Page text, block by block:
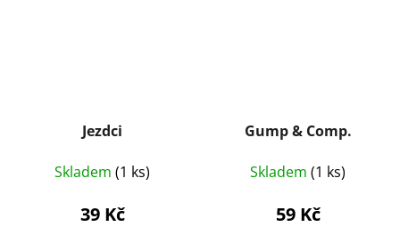
Jezdci
Skladem (1 ks)
39 Kč
Gump & Comp.
Skladem (1 ks)
59 Kč